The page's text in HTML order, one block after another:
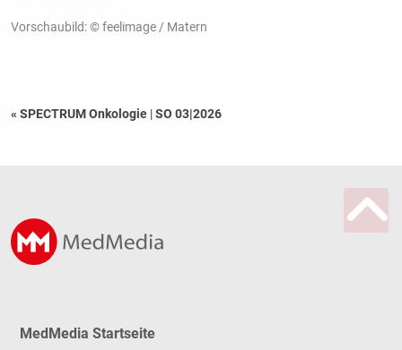
Vorschaubild: © feelimage / Matern
« SPECTRUM Onkologie |SO 03|2026
MedMedia Startseite